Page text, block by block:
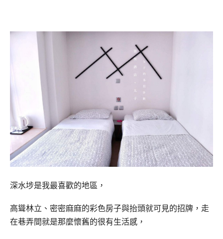
深水埗是我最喜歡的地區，
高聳林立、密密麻麻的彩色房子與抬頭就可見的招牌，走
在巷弄間就是那麼懷舊的很有生活感，